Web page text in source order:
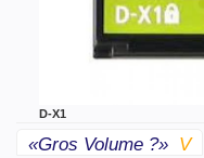
D-X1
«gros Volume ?» V